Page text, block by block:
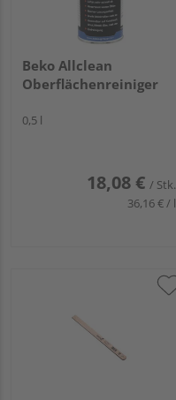
Beko Allclean
Oberflächenreiniger
0,5 l
18,08 € / Stk.
36,16 € / l